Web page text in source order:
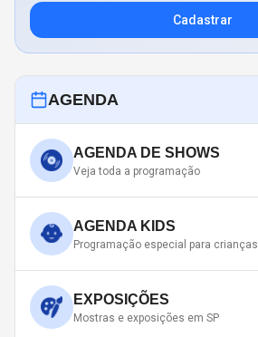
Cadastrar
AGENDA
AGENDA DE SHOWS
Veja toda a programação
AGENDA KIDS
Programação especial para crianças
EXPOSIÇÕES
Mostras e exposições em SP